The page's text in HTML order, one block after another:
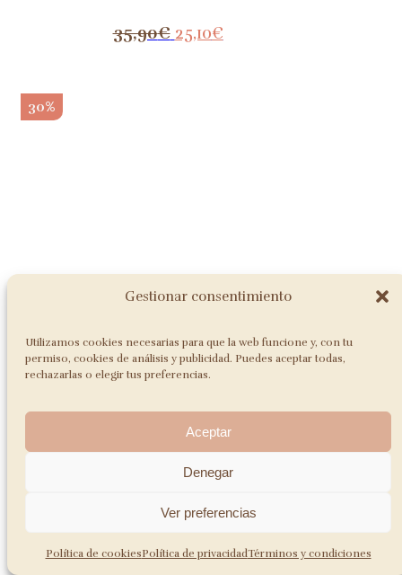
Gestionar consentimiento
Utilizamos cookies necesarias para que la web funcione y, con tu
permiso, cookies de análisis y publicidad. Puedes aceptar todas,
rechazarlas o elegir tus preferencias.
Aceptar
Denegar
Ver preferencias
Política de cookiesPolítica de privacidadTérminos y condiciones
35,90€ 25,10€
30%